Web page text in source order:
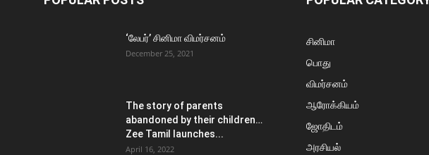
‘லேபர்’ சினிமா விமர்சனம்
December 25, 2021
The story of parents
abandoned by their children…
Zee Tamil launches...
April 16, 2022
சினிமா
பொது
விமர்சனம்
ஆரோக்கியம்
ஜோதிடம்
அரசியல்